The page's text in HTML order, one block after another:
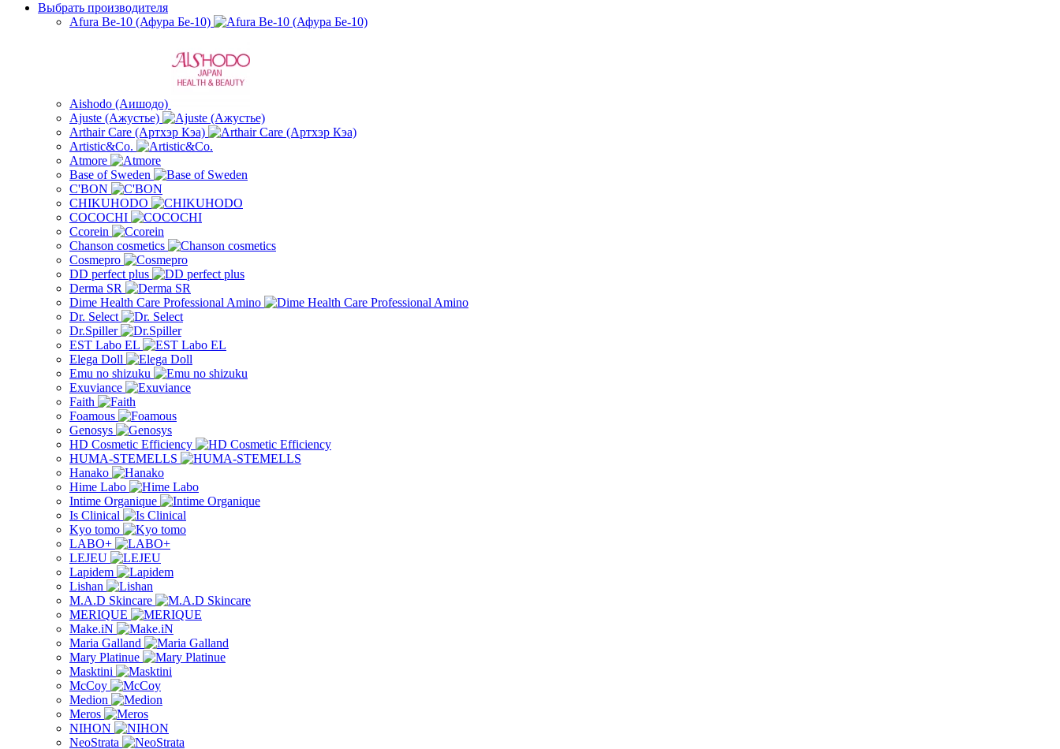
Выбрать производителя
Afura Be-10 (Афура Бе-10)
Aishodo (Аишодо)
Ajuste (Ажустье)
Arthair Care (Артхэр Кэа)
Artistic&Co.
Atmore
Base of Sweden
C'BON
CHIKUHODO
COCOCHI
Ccorein
Chanson cosmetics
Cosmepro
DD perfect plus
Derma SR
Dime Health Care Professional Amino
Dr. Select
Dr.Spiller
EST Labo EL
Elega Doll
Emu no shizuku
Exuviance
Faith
Foamous
Genosys
HD Cosmetic Efficiency
HUMA-STEMELLS
Hanako
Hime Labo
Intime Organique
Is Clinical
Kyo tomo
LABO+
LEJEU
Lapidem
Lishan
M.A.D Skincare
MERIQUE
Make.iN
Maria Galland
Mary Platinue
Masktini
McCoy
Medion
Meros
NIHON
NeoStrata